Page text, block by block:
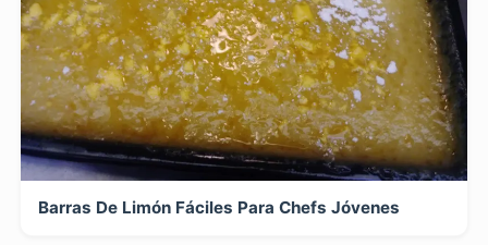
Barras De Limón Fáciles Para Chefs Jóvenes